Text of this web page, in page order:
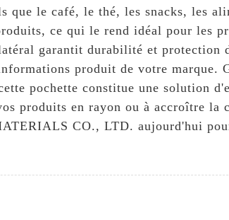
le café, le thé, les snacks, les
ce qui le rend idéal pour les
garantit durabilité et protection
produit de votre marque.
pochette constitue une solution
produits en rayon ou à accroître
CO., LTD. aujourd'hui